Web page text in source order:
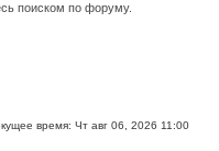
поиском по форуму.
время: Чт авг 06, 2026 11:00